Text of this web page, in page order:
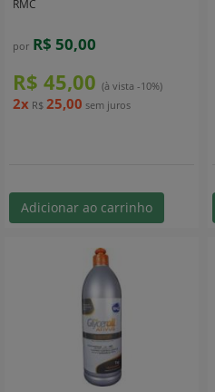
RMC
por R$ 50,00
R$ 45,00 (à vista -10%)
2x R$ 25,00 sem juros
Adicionar ao carrinho